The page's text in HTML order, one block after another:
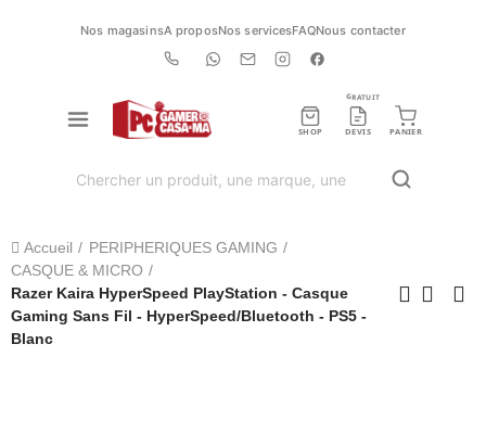
Nos magasinsA proposNos servicesFAQNous contacter
SHOP DEVIS
GRATUIT
PANIER
Accueil
PERIPHERIQUES GAMING
CASQUE & MICRO
Razer Kaira HyperSpeed PlayStation - Casque
Gaming Sans Fil - HyperSpeed/Bluetooth - PS5 -
Blanc